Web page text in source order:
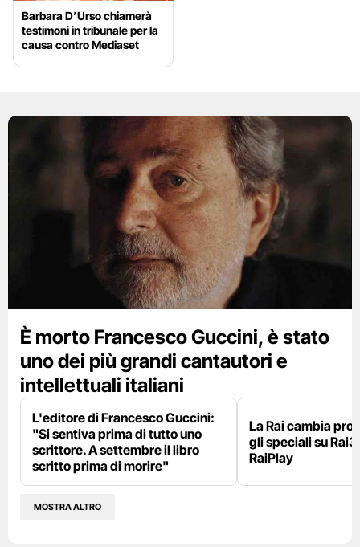
Barbara D’Urso chiamerà
testimoni in tribunale per la
causa contro Mediaset
È morto Francesco Guccini, è stato
uno dei più grandi cantautori e
intellettuali italiani
L'editore di Francesco Guccini:
"Si sentiva prima di tutto uno
scrittore. A settembre il libro
scritto prima di morire"
La Rai cambia
gli speciali su
RaiPlay
MOSTRA ALTRO